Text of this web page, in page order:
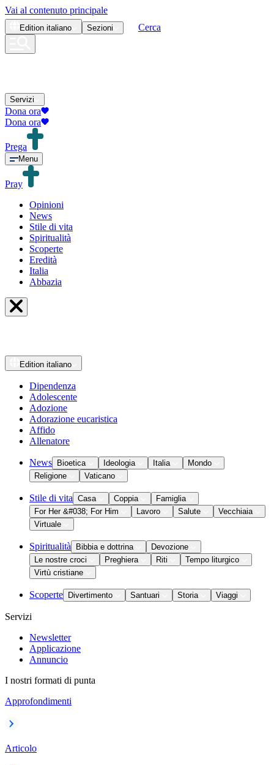
Vai al contenuto principale
Edition italiano Sezioni Cerca
Servizi
Dona ora
Dona ora
Prega
Menu
Pray
Opinioni
News
Stile di vita
Spiritualità
Scoperte
Eredità
Italia
Abbazia
Edition italiano
Dipendenza
Adolescente
Adozione
Adorazione eucaristica
Affido
Allenatore
News Bioetica Ideologia Italia
Mondo
Religione
Vaticano
Stile di vita Casa Coppia
Famiglia
For Her &#038; For Him
Lavoro Salute
Vecchiaia
Virtuale
Spiritualità Bibbia e dottrina
Devozione
Le nostre croci
Preghiera Riti
Tempo liturgico
Virtù cristiane
Scoperte Divertimento Santuari Storia Viaggi
Servizi
Newsletter
Applicazione
Annuncio
I nostri formati di punta
Approfondimenti
Articolo